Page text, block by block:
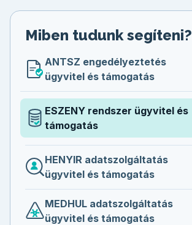
Miben tudunk segíteni?
ANTSZ engedélyeztetés
ügyvitel és támogatás
ESZENY rendszer ügyvitel és
támogatás
HENYIR adatszolgáltatás
ügyvitel és támogatás
MEDHUL adatszolgáltatás
ügyvitel és támogatás